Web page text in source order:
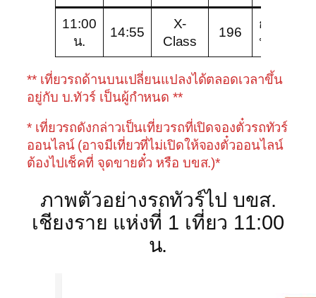
11:00
น.
14:55
X-
Class
196
กรี
นบัส
** เที่ยวรถด้านบนเปลี่ยนแปลงได้ตลอดเวลาขึ้น
อยู่กับ บ.ทัวร์ เป็นผู้กำหนด **
* เที่ยวรถดังกล่าวเป็นเที่ยวรถที่เปิดจองตั๋วรถทัวร์
ออนไลน์ (อาจมีเที่ยวที่ไม่เปิดให้จองตั๋วออนไลน์
ต้องไปเช็คที่ จุดขายตั๋ว หรือ บขส.)*
ภาพตัวอย่างรถทัวร์ไป บขส.
เชียงราย แห่งที่ 1 เที่ยว 11:00
น.